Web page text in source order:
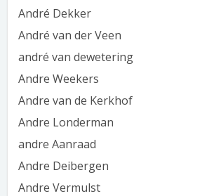
André Dekker
André van der Veen
andré van dewetering
Andre Weekers
Andre van de Kerkhof
Andre Londerman
andre Aanraad
Andre Deibergen
Andre Vermulst